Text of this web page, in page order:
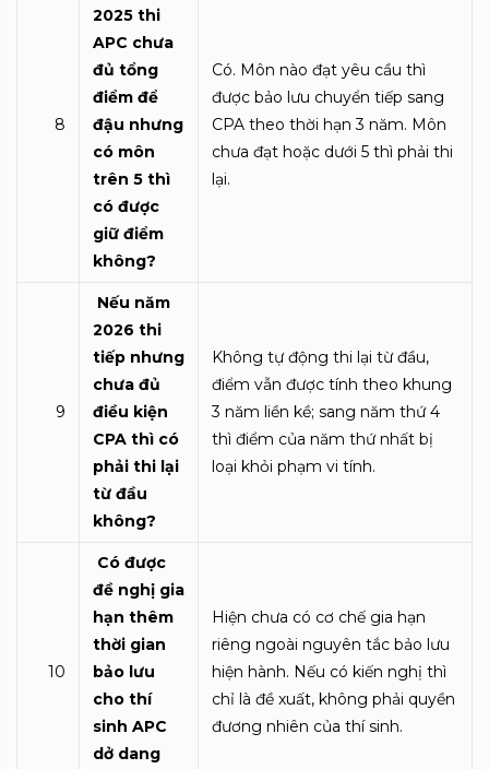
8
2025 thi
APC chưa
đủ tổng
điểm để
đậu nhưng
có môn
trên 5 thì
có được
giữ điểm
không?
Có. Môn nào đạt yêu cầu thì
được bảo lưu chuyển tiếp sang
CPA theo thời hạn 3 năm. Môn
chưa đạt hoặc dưới 5 thì phải thi
lại.
9
Nếu năm
2026 thi
tiếp nhưng
chưa đủ
điều kiện
CPA thì có
phải thi lại
từ đầu
không?
Không tự động thi lại từ đầu,
điểm vẫn được tính theo khung
3 năm liền kề; sang năm thứ 4
thì điểm của năm thứ nhất bị
loại khỏi phạm vi tính.
10
Có được
đề nghị gia
hạn thêm
thời gian
bảo lưu
cho thí
sinh APC
dở dang
Hiện chưa có cơ chế gia hạn
riêng ngoài nguyên tắc bảo lưu
hiện hành. Nếu có kiến nghị thì
chỉ là đề xuất, không phải quyền
đương nhiên của thí sinh.